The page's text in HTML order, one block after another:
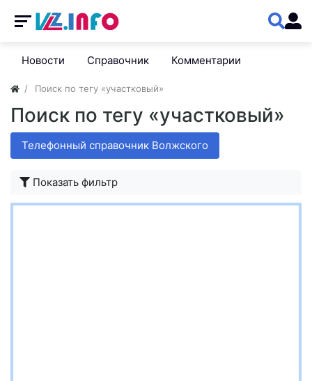
Новости Справочник Комментарии
Поиск по тегу «участковый»
Поиск по тегу «участковый»
Телефонный справочник Волжского
Показать фильтр